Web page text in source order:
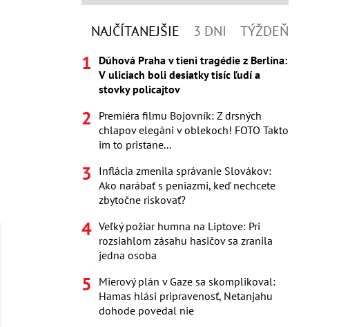
NAJČÍTANEJŠIE 3 DNI TÝŽDEŇ
Dúhová Praha v tieni tragédie z Berlína:
V uliciach boli desiatky tisíc ľudí a
stovky policajtov
Premiéra filmu Bojovník: Z drsných
chlapov elegáni v oblekoch! FOTO Takto
im to pristane...
Inflácia zmenila správanie Slovákov:
Ako narábať s peniazmi, keď nechcete
zbytočne riskovať?
Veľký požiar humna na Liptove: Pri
rozsiahlom zásahu hasičov sa zranila
jedna osoba
Mierový plán v Gaze sa skomplikoval:
Hamas hlási pripravenosť, Netanjahu
dohode povedal nie